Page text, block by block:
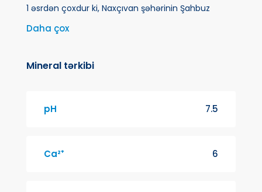
1 əsrdən çoxdur ki, Naxçıvan şəhərinin Şahbuz
rayonu ərazisində Badamlı kəndində, dəniz
çağlayır. Badamlı adını almış həmin su həzmi
Daha çox
Mineral tərkibi
pH 7.5
Ca²⁺ 6